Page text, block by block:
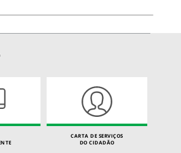
CARTA DE SERVIÇOS
DO CIDADÃO